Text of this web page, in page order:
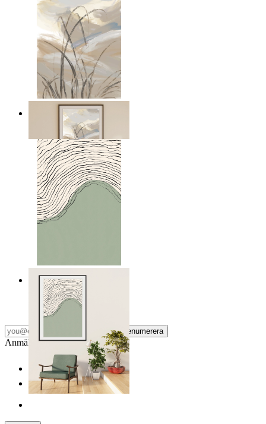
Mjukt landskap
149 kr
Grön horisont
Från 149 kr
Prenumerera
Anmäl dig till vårt Nyhetsbrev